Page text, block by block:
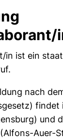
in ist ein
nach
findet
und
Auer-